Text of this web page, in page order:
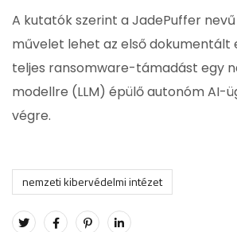
A kutatók szerint a JadePuffer
művelet lehet az első dokumentált
teljes ransomware-támadást egy
modellre (LLM) épülő autonóm AI-
végre.
nemzeti kibervédelmi intézet